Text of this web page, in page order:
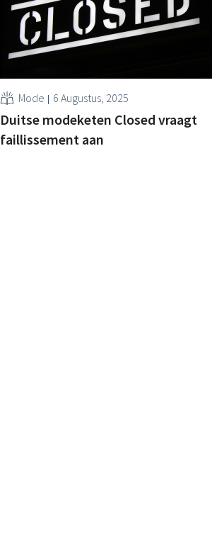
Mode 6 Augustus, 2025
Duitse modeketen Closed vraagt
faillissement aan